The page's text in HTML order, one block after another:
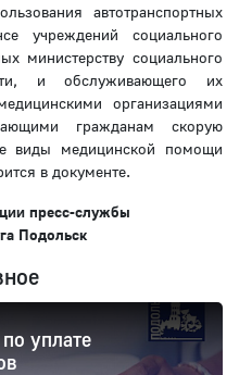
автотранспортных
учреждений социального
министерству социального
и обслуживающего их
организациями
гражданам скорую
виды медицинской помощи
в документе.
пресс-службы
Подольск
уплате